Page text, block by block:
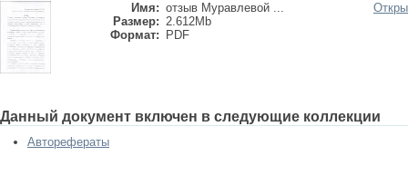
Имя: отзыв Муравлевой ...
Размер: 2.612Mb
Формат:
PDF
Данный документ включен в следующие коллекции
Авторефераты